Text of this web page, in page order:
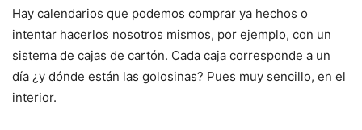
Hay calendarios que podemos comprar ya hechos o
intentar hacerlos nosotros mismos, por ejemplo, con un
sistema de cajas de cartón. Cada caja corresponde a un
día ¿y dónde están las golosinas? Pues muy sencillo, en el
interior.